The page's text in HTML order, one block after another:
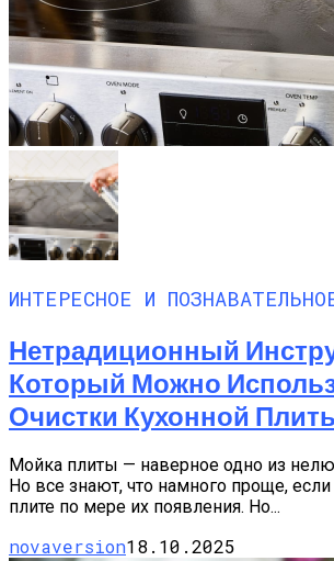
ИНТЕРЕСНОЕ И
Нетрадиционный
Который Можно
Очистки Кухонной
Мойка плиты — наверное одно из
Но все знают, что намного проще, если
плите по мере их появления. Но...
novaversion18.10.2025